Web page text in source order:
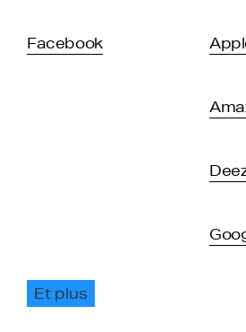
Facebook
Et plus